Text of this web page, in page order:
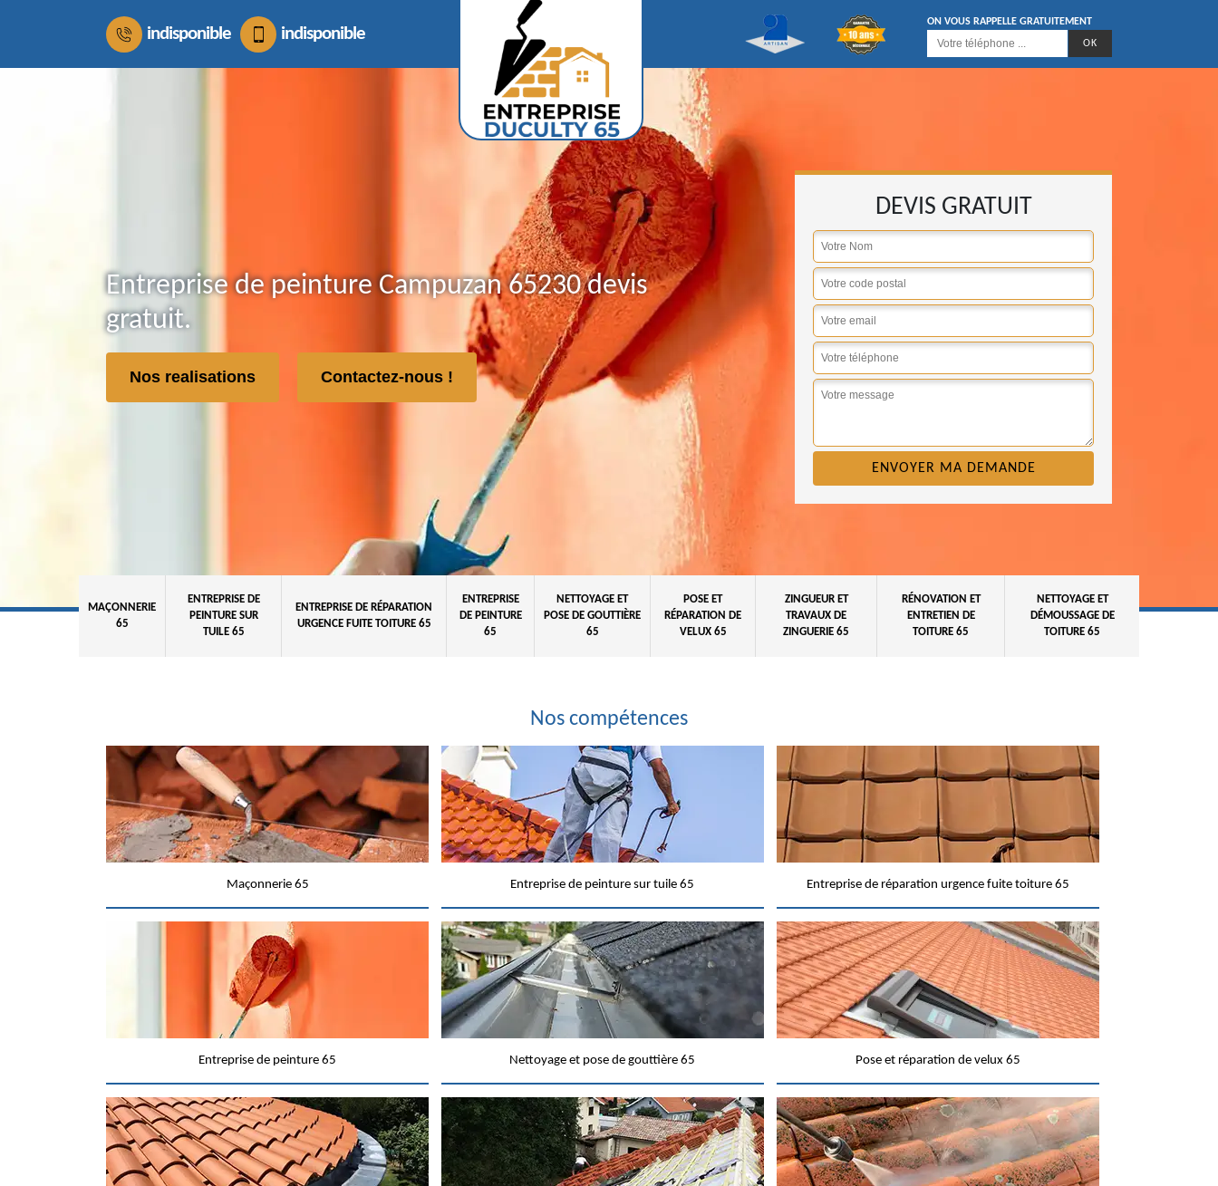
indisponible indisponible
ON VOUS RAPPELLE GRATUITEMENT
Entreprise de peinture Campuzan 65230 devis
gratuit.
Nos realisations Contactez-nous !
DEVIS GRATUIT
MAÇONNERIE
65
ENTREPRISE DE
PEINTURE SUR
TUILE 65
ENTREPRISE DE RÉPARATION
URGENCE FUITE TOITURE 65
ENTREPRISE
DE PEINTURE
65
NETTOYAGE ET
POSE DE GOUTTIÈRE
65
POSE ET
RÉPARATION DE
VELUX 65
ZINGUEUR ET
TRAVAUX DE
ZINGUERIE 65
RÉNOVATION ET
ENTRETIEN DE
TOITURE 65
NETTOYAGE ET
DÉMOUSSAGE DE
TOITURE 65
Nos compétences
Maçonnerie 65 Entreprise de peinture sur tuile 65 Entreprise de réparation urgence fuite toiture 65
Entreprise de peinture 65 Nettoyage et pose de gouttière 65 Pose et réparation de velux 65